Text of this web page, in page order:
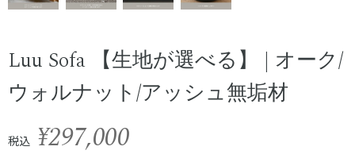
Luu Sofa 【生地が選べる】 | オーク/
ウォルナット/アッシュ無垢材
税込 ¥297,000